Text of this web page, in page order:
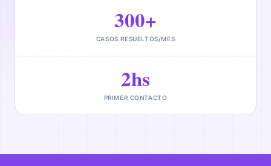
300+
CASOS RESUELTOS/MES
2hs
PRIMER CONTACTO